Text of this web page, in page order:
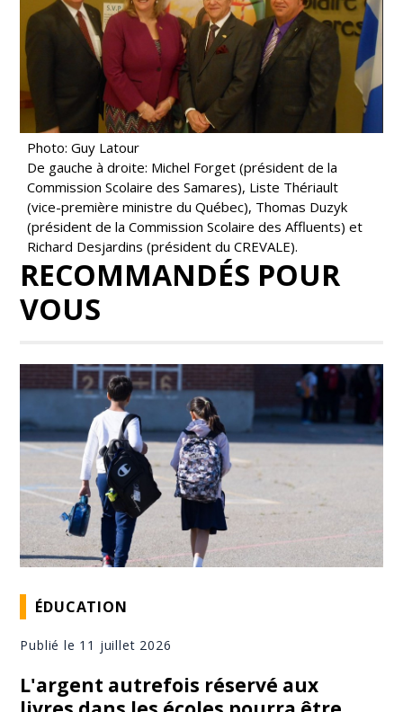
Photo: Guy Latour
De gauche à droite: Michel Forget (président de la
Commission Scolaire des Samares), Liste Thériault
(vice-première ministre du Québec), Thomas Duzyk
(président de la Commission Scolaire des Affluents) et
Richard Desjardins (président du CREVALE).
RECOMMANDÉS POUR
VOUS
ÉDUCATION
Publié le 11 juillet 2026
L'argent autrefois réservé aux